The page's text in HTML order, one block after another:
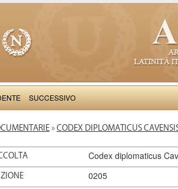
SUCCESSIVO
» CODEX DIPLOMATICUS
Codex diplomaticus
0205